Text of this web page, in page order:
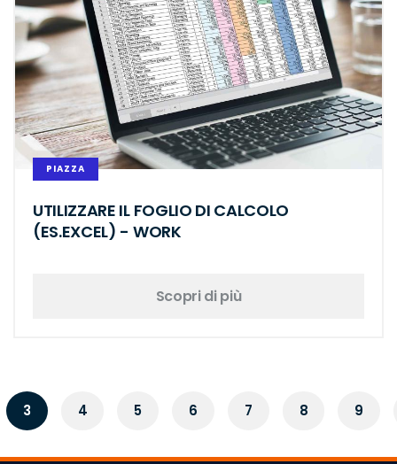
PIAZZA
UTILIZZARE IL FOGLIO DI CALCOLO
(ES.EXCEL) - WORK
Scopri di più
3 4 5 6 7 8 9